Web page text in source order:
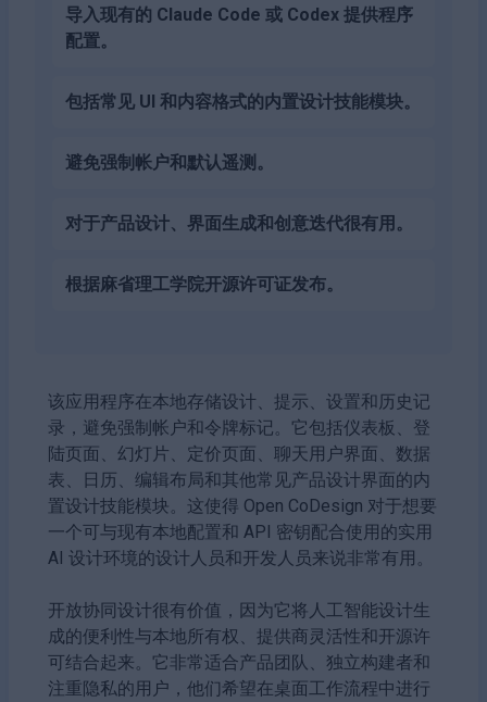
导入现有的 Claude Code 或 Codex 提供程序
配置。
包括常见 UI 和内容格式的内置设计技能模块。
避免强制帐户和默认遥测。
对于产品设计、界面生成和创意迭代很有用。
根据麻省理工学院开源许可证发布。
该应用程序在本地存储设计、提示、设置和历史记
录，避免强制帐户和令牌标记。它包括仪表板、登
陆页面、幻灯片、定价页面、聊天用户界面、数据
表、日历、编辑布局和其他常见产品设计界面的内
置设计技能模块。这使得 Open CoDesign 对于想要
一个可与现有本地配置和 API 密钥配合使用的实用
AI 设计环境的设计人员和开发人员来说非常有用。
开放协同设计很有价值，因为它将人工智能设计生
成的便利性与本地所有权、提供商灵活性和开源许
可结合起来。它非常适合产品团队、独立构建者和
注重隐私的用户，他们希望在桌面工作流程中进行